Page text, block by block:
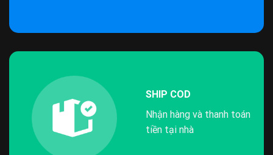
SHIP COD
Nhận hàng và thanh toán
tiền tại nhà